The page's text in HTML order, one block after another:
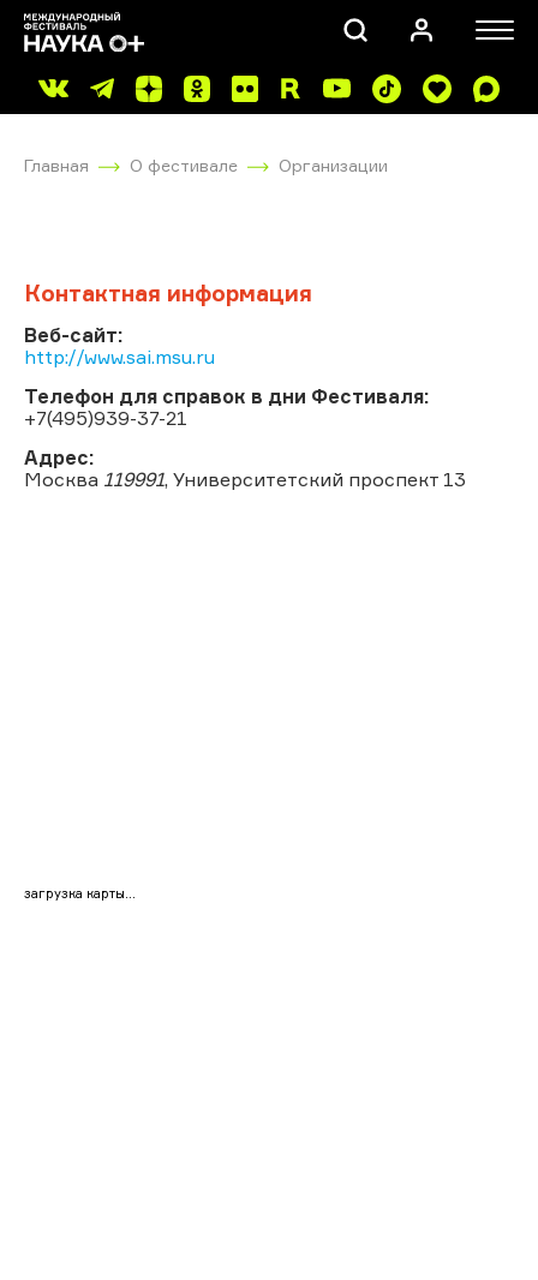
Главная О фестивале Организации
Контактная информация
Веб-сайт:
http://www.sai.msu.ru
Телефон для справок в дни Фестиваля:
+7(495)939-37-21
Адрес:
Москва 119991, Университетский проспект 13
загрузка карты...